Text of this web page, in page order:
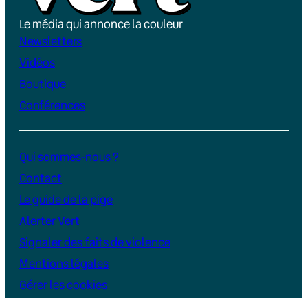
Le média qui annonce la couleur
Newsletters
Vidéos
Boutique
Conférences
Qui sommes-nous ?
Contact
Le guide de la pige
Alerter Vert
Signaler des faits de violence
Mentions légales
Gérer les cookies